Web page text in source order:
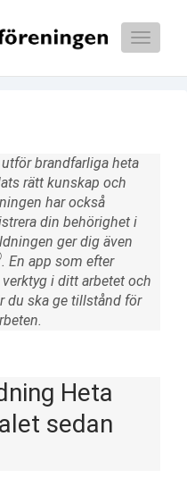
Toggle
brandfarliga heta
rätt kunskap och
har också
din behörighet i
ger dig även
. En app som efter
i ditt arbetet och
du ska ge tillstånd för
Heta
sedan